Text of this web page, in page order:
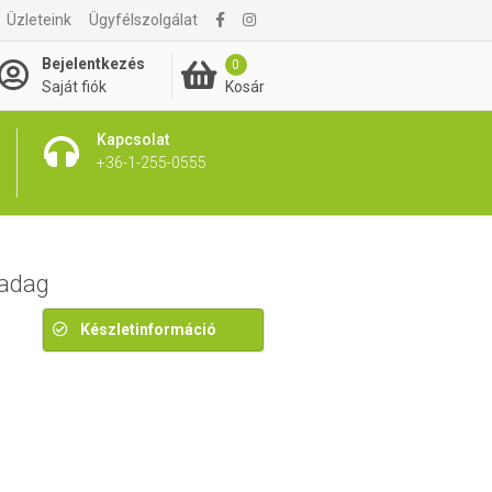
Üzleteink Ügyfélszolgálat
Bejelentkezés
Saját fiók
0
Kosár
Kapcsolat
+36-1-255-0555
6 990 Ft
Készletinformáció